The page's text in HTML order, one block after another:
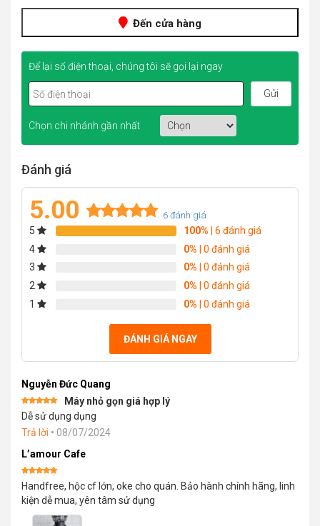
Đến cửa hàng
Để lại số điện thoại, chúng tôi sẽ gọi lại ngay
Chọn chi nhánh gần nhất
Đánh giá
5.00
Rated5.00
6
6 đánh giá
5 100% | 6 đánh giá
4
0% | 0 đánh giá
3
0% | 0 đánh giá
2
0% | 0 đánh giá
1
0% | 0 đánh giá
ĐÁNH GIÁ NGAY
Nguyễn Đức Quang
Được xếp
hạng55
sao
Máy nhỏ gọn giá hợp lý
Dễ sử dụng dụng
Trả lời • 08/07/2024
L’amour Cafe
Được xếp
hạng55
sao
Handfree, hộc cf lớn, oke cho quán. Bảo hành chính hãng, linh
kiện dễ mua, yên tâm sử dụng